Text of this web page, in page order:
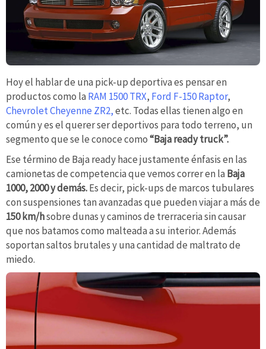
Hoy el hablar de una pick-up deportiva es pensar en
productos como la RAM 1500 TRX, Ford F-150 Raptor,
Chevrolet Cheyenne ZR2,etc. Todas ellas tienen algo en
común y es el querer ser deportivos para todo terreno, un
segmento que se le conoce como“Baja ready truck”.
Ese término de Baja ready hace justamente énfasis en las
camionetas de competencia que vemos correr en la Baja
1000, 2000 y demás.Es decir, pick-ups de marcos tubulares
con suspensiones tan avanzadas que pueden viajar a más de
150 km/hsobre dunas y caminos de trerraceria sin causar
que nos batamos como malteada a su interior. Además
soportan saltos brutales y una cantidad de maltrato de
miedo.